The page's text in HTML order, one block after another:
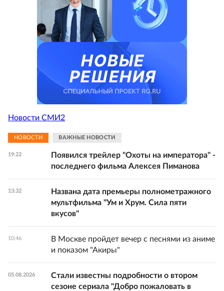
Новости СМИ2
НОВОСТИ ВАЖНЫЕ НОВОСТИ
19:22
Появился трейлер "Охоты на императора" -
последнего фильма Алексея Пиманова
13:32
Названа дата премьеры полнометражного
мультфильма "Ум и Хрум. Сила пяти
вкусов"
10:46
В Москве пройдет вечер с песнями из аниме
и показом "Акиры"
05.08.2026
Стали известны подробности о втором
сезоне сериала "Добро пожаловать в